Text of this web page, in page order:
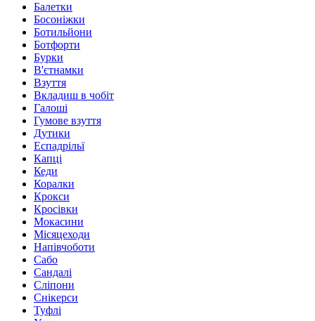
Балетки
Босоніжки
Ботильйони
Ботфорти
Бурки
В'єтнамки
Взуття
Вкладиш в чобіт
Галоші
Гумове взуття
Дутики
Еспадрільї
Капці
Кеди
Коралки
Крокси
Кросівки
Мокасини
Місяцеходи
Напівчоботи
Сабо
Сандалі
Сліпони
Снікерси
Туфлі